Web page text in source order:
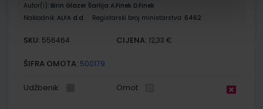
Autor(i): Birin Glazer Šarlija A.Finek D.Finek
Nakladnik: ALFA d.d. Registarski broj ministarstva: 6462
SKU: 556464 CIJENA: 12,33 €
ŠIFRA OMOTA: 500179
Udžbenik Omot